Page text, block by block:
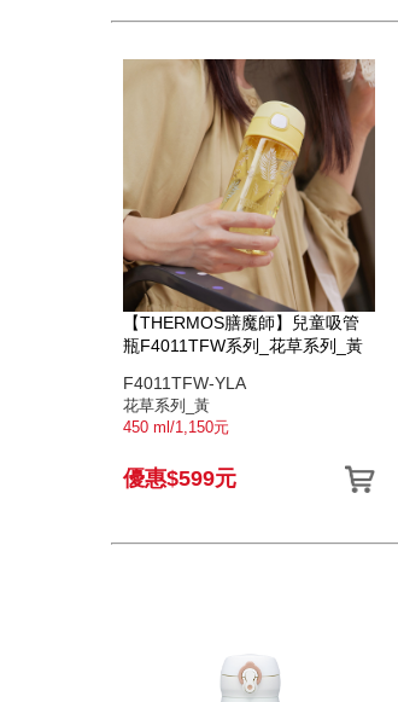
【THERMOS膳魔師】兒童吸管
瓶F4011TFW系列_花草系列_黃
F4011TFW-YLA
花草系列_黃
450 ml/1,150元
優惠$599元